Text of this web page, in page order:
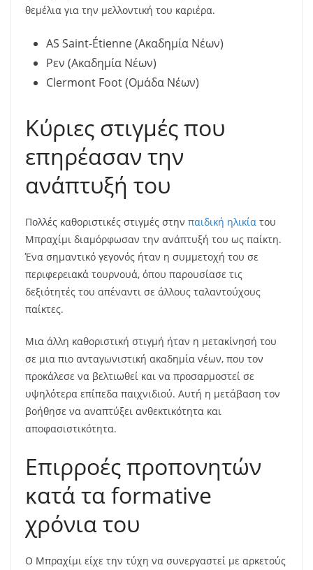
θεμέλια για την μελλοντική του καριέρα.
AS Saint-Étienne (Ακαδημία Νέων)
Ρεν (Ακαδημία Νέων)
Clermont Foot (Ομάδα Νέων)
Κύριες στιγμές που
επηρέασαν την
ανάπτυξή του
Πολλές καθοριστικές στιγμές στην παιδική ηλικία του
Μπραχίμι διαμόρφωσαν την ανάπτυξή του ως παίκτη.
Ένα σημαντικό γεγονός ήταν η συμμετοχή του σε
περιφερειακά τουρνουά, όπου παρουσίασε τις
δεξιότητές του απέναντι σε άλλους ταλαντούχους
παίκτες.
Μια άλλη καθοριστική στιγμή ήταν η μετακίνησή του
σε μια πιο ανταγωνιστική ακαδημία νέων, που τον
προκάλεσε να βελτιωθεί και να προσαρμοστεί σε
υψηλότερα επίπεδα παιχνιδιού. Αυτή η μετάβαση τον
βοήθησε να αναπτύξει ανθεκτικότητα και
αποφασιστικότητα.
Επιρροές προπονητών
κατά τα formative
χρόνια του
Ο Μπραχίμι είχε την τύχη να συνεργαστεί με αρκετούς